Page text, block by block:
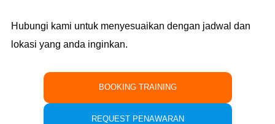
Hubungi kami untuk menyesuaikan dengan jadwal dan
lokasi yang anda inginkan.
BOOKING TRAINING
REQUEST PENAWARAN